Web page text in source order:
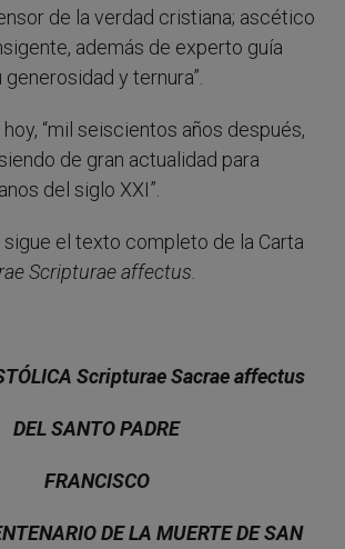
de la verdad cristiana; ascético
además de experto guía
y ternura”.
“mil seiscientos años después,
de gran actualidad para
del siglo XXI”.
sigue el texto completo de la Carta
Scripturae affectus.
Scripturae Sacrae affectus
DEL SANTO PADRE
FRANCISCO
DE LA MUERTE DE SAN